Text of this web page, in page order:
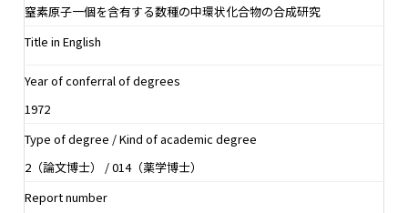
窒素原子一個を含有する数種の中環状化合物の合成研究
Title in English
Year of conferral of degrees
1972
Type of degree / Kind of academic degree
2（論文博士） / 014（薬学博士）
Report number